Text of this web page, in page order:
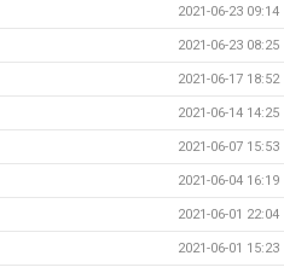
2021-06-23 09:14
2021-06-23 08:25
2021-06-17 18:52
2021-06-14 14:25
2021-06-07 15:53
2021-06-04 16:19
2021-06-01 22:04
2021-06-01 15:23